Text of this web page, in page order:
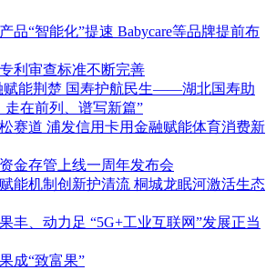
品“智能化”提速 Babycare等品牌提前布
利审查标准不断完善
赋能荆楚 国寿护航民生——湖北国寿助
走在前列、谱写新篇”
赛道 浦发信用卡用金融赋能体育消费新
金存管上线一周年发布会
能机制创新护清流 桐城龙眠河激活生态
丰、动力足 “5G+工业互联网”发展正当
成“致富果”